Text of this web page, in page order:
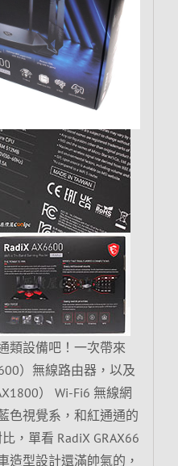
類設備吧！一次帶來
）無線路由器，以及
） Wi-Fi6 無線網
色視覺系，和紅通通的
，單看 RadiX GRAX66
造型設計還滿帥氣的，